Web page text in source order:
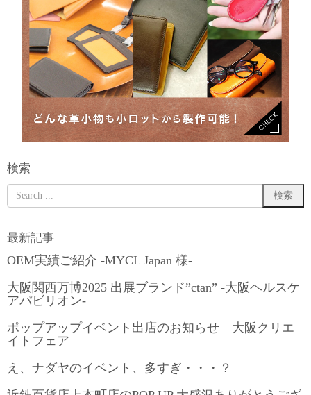
検索
最新記事
OEM実績ご紹介 -MYCL Japan 様-
大阪関西万博2025 出展ブランド”ctan” -大阪ヘルスケ
アパビリオン-
ポップアップイベント出店のお知らせ 大阪クリエ
イトフェア
え、ナダヤのイベント、多すぎ・・・？